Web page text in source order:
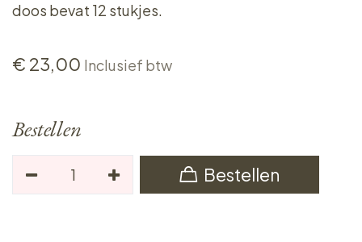
doos bevat 12 stukjes.
€ 23,00 Inclusief btw
Bestellen
Bestellen